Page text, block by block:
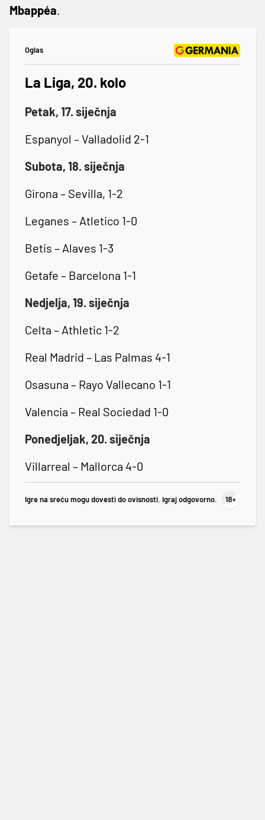
Mbappéa.
Oglas
La Liga, 20. kolo
Petak, 17. siječnja
Espanyol – Valladolid 2-1
Subota, 18. siječnja
Girona – Sevilla, 1-2
Leganes – Atletico 1-0
Betis – Alaves 1-3
Getafe – Barcelona 1-1
Nedjelja, 19. siječnja
Celta – Athletic 1-2
Real Madrid – Las Palmas 4-1
Osasuna – Rayo Vallecano 1-1
Valencia – Real Sociedad 1-0
Ponedjeljak, 20. siječnja
Villarreal – Mallorca 4-0
Igre na sreću mogu dovesti do ovisnosti. Igraj odgovorno.